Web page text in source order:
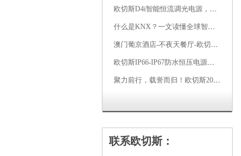
欧切斯D4i智能恒流调光电源，引领未来照明生态
什么是KNX？一文读懂全球智能建筑控制标准
澳门葡京酒店-不夜天餐厅-欧切斯KNX智能控制系统打造高端智慧空间
欧切斯IP66-IP67防水恒压电源，无惧风雨，智稳如一
聚力前行，载誉而归！欧切斯2026光亚展完美收官
联系欧切斯：